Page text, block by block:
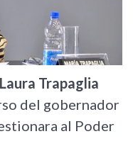
Trapaglia
del gobernador
al Poder